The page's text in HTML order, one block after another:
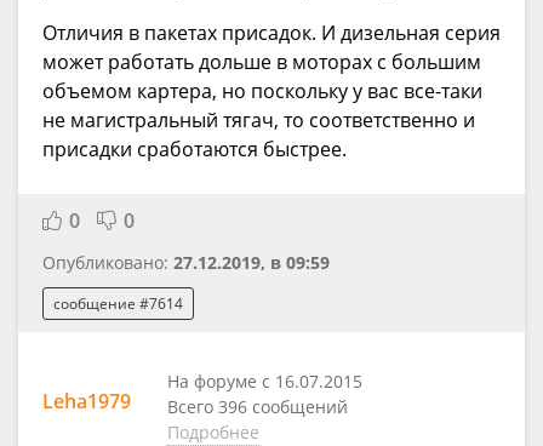
Отличия в пакетах присадок. И дизельная серия
может работать дольше в моторах с большим
объемом картера, но поскольку у вас все-таки
не магистральный тягач, то соответственно и
присадки сработаются быстрее.
0 0
Опубликовано: 27.12.2019, в 09:59
сообщение #7614
Leha1979
На форуме с 16.07.2015
Всего 396 сообщений
Подробнее